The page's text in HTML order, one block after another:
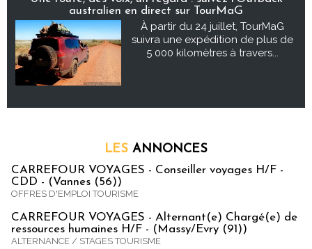
australien en direct sur TourMaG
À partir du 24 juillet, TourMaG
suivra une expédition de plus de
5 000 kilomètres à travers...
LES ANNONCES
CARREFOUR VOYAGES - Conseiller voyages H/F -
CDD - (Vannes (56))
OFFRES D'EMPLOI TOURISME
CARREFOUR VOYAGES - Alternant(e) Chargé(e) de
ressources humaines H/F - (Massy/Evry (91))
ALTERNANCE / STAGES TOURISME